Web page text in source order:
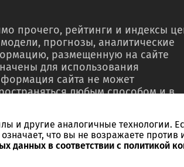
прочего, рейтинги и индексы
прогнозы, аналитические
размещенную на сайте
для использования
сайта не может
любым способом и в
материалах, в рамках
новостей, в коммерческих
письменного согласия со
на источник. Использование
и в незаконных целях
и другие аналогичные технологии.
что вы не возражаете против
данных в соответствии с политикой